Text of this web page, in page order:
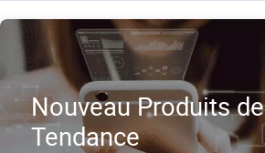
Nouveau Produits de
Tendance